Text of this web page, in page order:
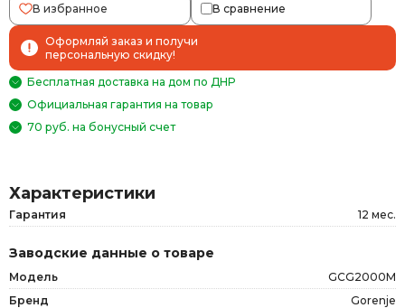
В избранное В сравнение
Оформляй заказ и получи
персональную скидку!
Бесплатная доставка на дом по ДНР
Официальная гарантия на товар
70 руб. на бонусный счет
Характеристики
Гарантия 12 мес.
Заводские данные о товаре
Модель
GCG2000M
Бренд
Gorenje